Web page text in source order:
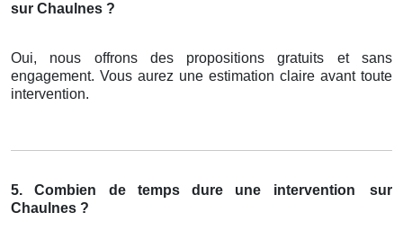
sur Chaulnes ?
Oui, nous offrons des propositions gratuits et sans
engagement. Vous aurez une estimation claire avant toute
intervention.
5. Combien de temps dure une intervention
sur
Chaulnes ?